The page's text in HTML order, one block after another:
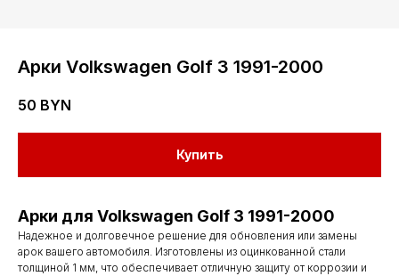
Арки Volkswagen Golf 3 1991-2000
50 BYN
Купить
Арки для Volkswagen Golf 3 1991-2000
Надежное и долговечное решение для обновления или замены
арок вашего автомобиля. Изготовлены из оцинкованной стали
толщиной 1 мм, что обеспечивает отличную защиту от коррозии и